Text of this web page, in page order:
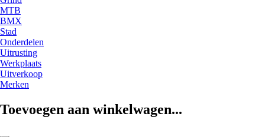
MTB
BMX
Stad
Onderdelen
Uitrusting
Werkplaats
Uitverkoop
Merken
Toevoegen aan winkelwagen...